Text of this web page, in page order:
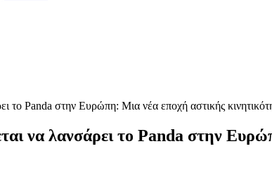
να λανσάρει το Panda στην